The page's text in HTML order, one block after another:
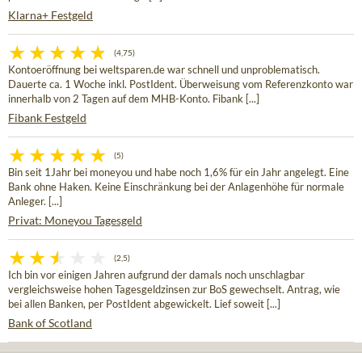
Klarna+ Festgeld
(4,75)
Kontoeröffnung bei weltsparen.de war schnell und unproblematisch.
Dauerte ca. 1 Woche inkl. PostIdent. Überweisung vom Referenzkonto war
innerhalb von 2 Tagen auf dem MHB-Konto. Fibank [...]
Fibank Festgeld
(5)
Bin seit 1Jahr bei moneyou und habe noch 1,6% für ein Jahr angelegt. Eine
Bank ohne Haken. Keine Einschränkung bei der Anlagenhöhe für normale
Anleger. [...]
Privat: Moneyou Tagesgeld
(2,5)
Ich bin vor einigen Jahren aufgrund der damals noch unschlagbar
vergleichsweise hohen Tagesgeldzinsen zur BoS gewechselt. Antrag, wie
bei allen Banken, per PostIdent abgewickelt. Lief soweit [...]
Bank of Scotland